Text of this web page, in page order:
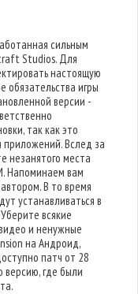
сильным
Studios. Для
настоящую
обязательства игры
версии -
так как это
приложений. Вслед за
незанятого места
Напоминаем вам
В то время
устанавливаться в
всякие
и ненужные
на Андроид,
патч от 28
где были